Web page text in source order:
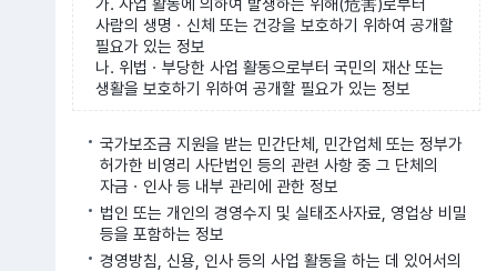
가. 사업 활동에 의하여 발생하는 위해(危害)로부터
사람의 생명ㆍ신체 또는 건강을 보호하기 위하여 공개할
필요가 있는 정보
나. 위법ㆍ부당한 사업 활동으로부터 국민의 재산 또는
생활을 보호하기 위하여 공개할 필요가 있는 정보
국가보조금 지원을 받는 민간단체, 민간업체 또는 정부가
허가한 비영리 사단법인 등의 관련 사항 중 그 단체의
자금ㆍ인사 등 내부 관리에 관한 정보
법인 또는 개인의 경영수지 및 실태조사자료, 영업상 비밀
등을 포함하는 정보
경영방침, 신용, 인사 등의 사업 활동을 하는 데 있어서의